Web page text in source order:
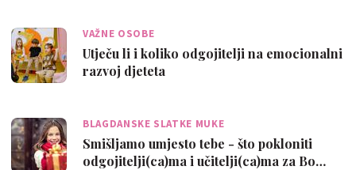
VAŽNE OSOBE
Utječu li i koliko odgojitelji na emocionalni
razvoj djeteta
BLAGDANSKE SLATKE MUKE
Smišljamo umjesto tebe - što pokloniti
odgojitelji(ca)ma i učitelji(ca)ma za Bo…